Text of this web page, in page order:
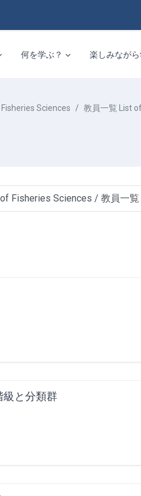
何を学ぶ？ 楽しみなが
Sciences 教員一覧 List
級と分類群